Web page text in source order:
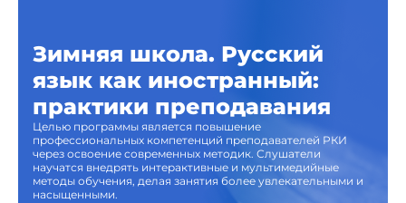
Зимняя школа. Русский
язык как иностранный:
практики преподавания
Целью программы является повышение
профессиональных компетенций преподавателей РКИ
через освоение современных методик. Слушатели
научатся внедрять интерактивные и мультимедийные
методы обучения, делая занятия более увлекательными и
насыщенными.